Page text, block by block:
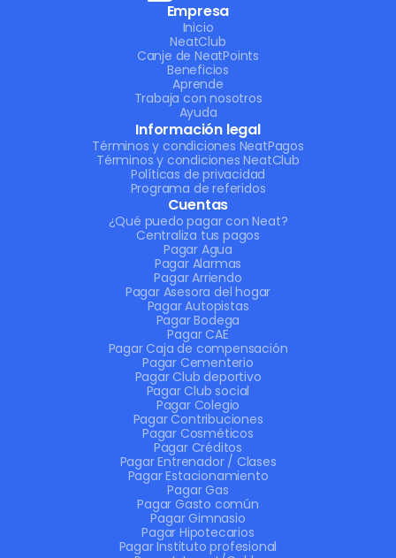
Empresa
Inicio
NeatClub
Canje de NeatPoints
Beneficios
Aprende
Trabaja con nosotros
Ayuda
Información legal
Términos y condiciones NeatPagos
Términos y condiciones NeatClub
Políticas de privacidad
Programa de referidos
Cuentas
¿Qué puedo pagar con Neat?
Centraliza tus pagos
Pagar Agua
Pagar Alarmas
Pagar Arriendo
Pagar Asesora del hogar
Pagar Autopistas
Pagar Bodega
Pagar CAE
Pagar Caja de compensación
Pagar Cementerio
Pagar Club deportivo
Pagar Club social
Pagar Colegio
Pagar Contribuciones
Pagar Cosméticos
Pagar Créditos
Pagar Entrenador / Clases
Pagar Estacionamiento
Pagar Gas
Pagar Gasto común
Pagar Gimnasio
Pagar Hipotecarios
Pagar Instituto profesional